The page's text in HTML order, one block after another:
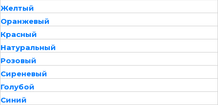
Желтый
Оранжевый
Красный
Натуральный
Розовый
Сиреневый
Голубой
Синий